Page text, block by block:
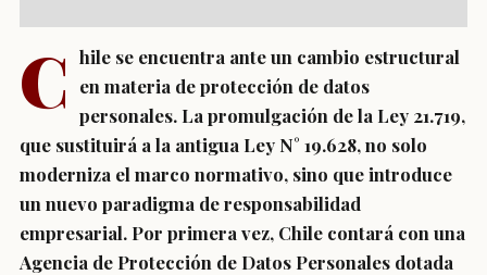
C hile se encuentra ante un cambio estructural
en materia de protección de datos
personales. La promulgación de la Ley 21.719,
que sustituirá a la antigua Ley N° 19.628, no solo
moderniza el marco normativo, sino que introduce
un nuevo paradigma de responsabilidad
empresarial. Por primera vez, Chile contará con una
Agencia de Protección de Datos Personales dotada